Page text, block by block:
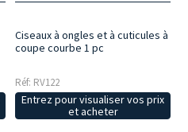
Ciseaux à ongles et à cuticules à
coupe courbe 1 pc
Réf: RV122
Entrez pour visualiser vos prix
et acheter